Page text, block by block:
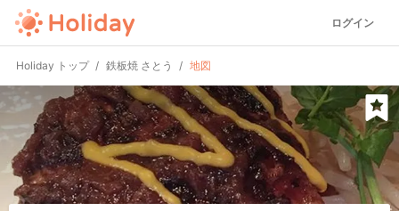
ログイン
Holiday トップ 鉄板焼 さとう 地図